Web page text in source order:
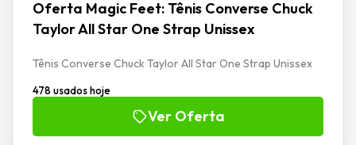
Oferta Magic Feet: Tênis Converse Chuck
Taylor All Star One Strap Unissex
Tênis Converse Chuck Taylor All Star One Strap Unissex
478 usados hoje
Ver Oferta